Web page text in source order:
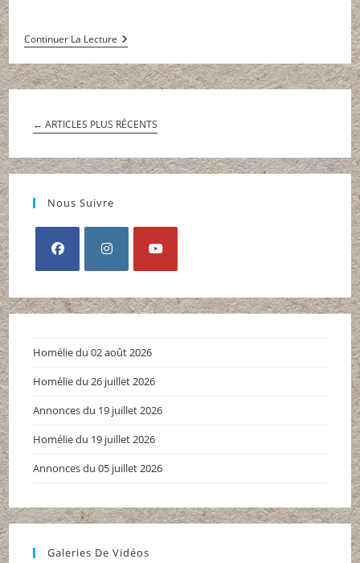
Continuer La LectureLisieux
2018
← ARTICLES PLUS RÉCENTS
Nous Suivre
dans
onglet
dans
onglet
dans
onglet
Homélie du 02 août 2026
Homélie du 26 juillet 2026
Annonces du 19 juillet 2026
Homélie du 19 juillet 2026
Annonces du 05 juillet 2026
Galeries De Vidéos